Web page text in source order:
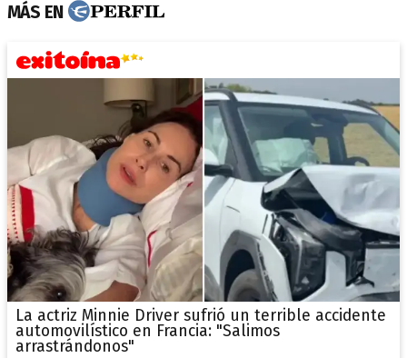
MÁS EN
La actriz Minnie Driver sufrió un terrible accidente
automovilístico en Francia: "Salimos
arrastrándonos"